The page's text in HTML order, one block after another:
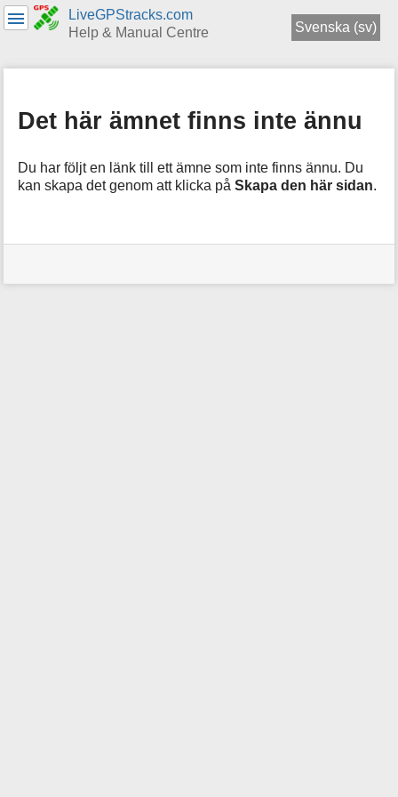
LiveGPStracks.com
Help & Manual Centre
Svenska (sv)
Det här ämnet finns inte ännu
Du har följt en länk till ett ämne som inte finns ännu. Du
kan skapa det genom att klicka påSkapa den här sidan.